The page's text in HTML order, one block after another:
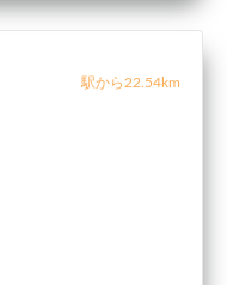
駅から22.54km